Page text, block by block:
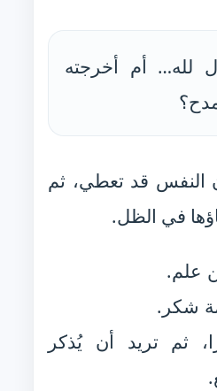
لله… أم أخرجته
النفس قد تعطي، ثم
في الظل.
علم.
شكر.
ثم تريد أن يُذكر